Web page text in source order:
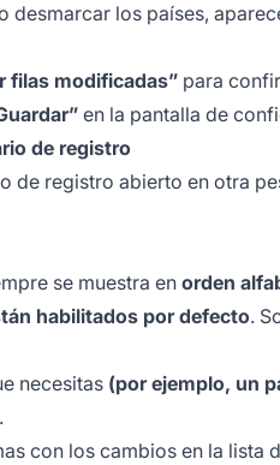
desmarcar los países,
filas modificadas” para
en la pantalla de
de registro
de registro abierto en otra
se muestra en orden
habilitados por defecto.
necesitas (por ejemplo, un
con los cambios en la lista